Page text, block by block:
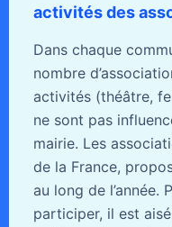
activités des
Dans chaque
nombre
activités (théâtre,
ne sont pas
mairie. Les
de la France,
au long de l’année.
participer, il est